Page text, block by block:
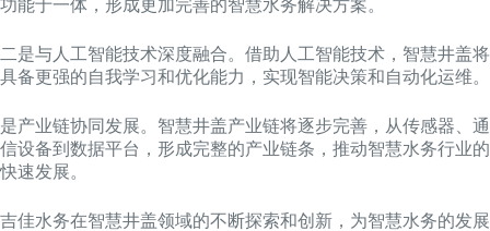
功能于一体，形成更加完善的智慧水务解决方案。
二是与人工智能技术深度融合。借助人工智能技术，智慧井盖将
具备更强的自我学习和优化能力，实现智能决策和自动化运维。
是产业链协同发展。智慧井盖产业链将逐步完善，从传感器、通
信设备到数据平台，形成完整的产业链条，推动智慧水务行业的
快速发展。
吉佳水务在智慧井盖领域的不断探索和创新，为智慧水务的发展